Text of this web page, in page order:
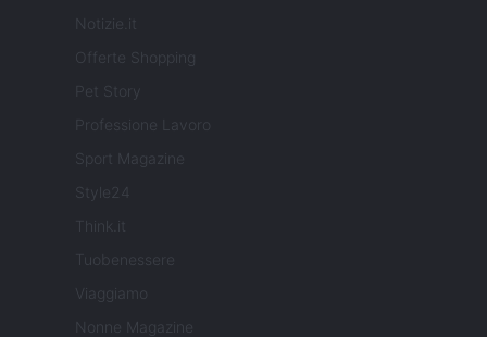
Notizie.it
Offerte Shopping
Pet Story
Professione Lavoro
Sport Magazine
Style24
Think.it
Tuobenessere
Viaggiamo
Nonne Magazine